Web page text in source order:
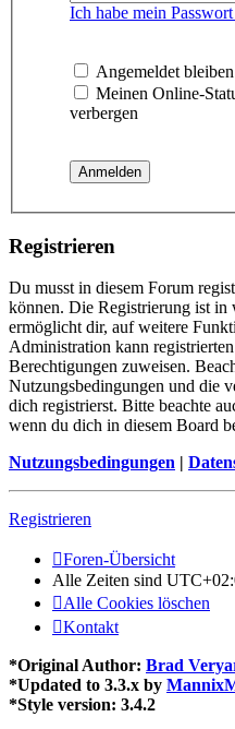
Ich habe mein Passwort
Angemeldet bleiben
Meinen Online-
verbergen
Registrieren
Du musst in diesem Forum
können. Die Registrierung ist
ermöglicht dir, auf weitere
Administration kann
Berechtigungen zuweisen.
Nutzungsbedingungen und die
dich registrierst. Bitte beachte
wenn du dich in diesem Board
Nutzungsbedingungen |
Registrieren
Foren-Übersicht
Alle Zeiten sind
Alle Cookies löschen
Kontakt
*Original Author: Brad
*Updated to 3.3.x by
*Style version: 3.4.2